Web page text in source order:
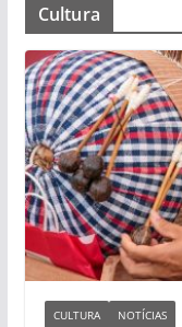
Cultura
CULTURA NOTÍCIAS